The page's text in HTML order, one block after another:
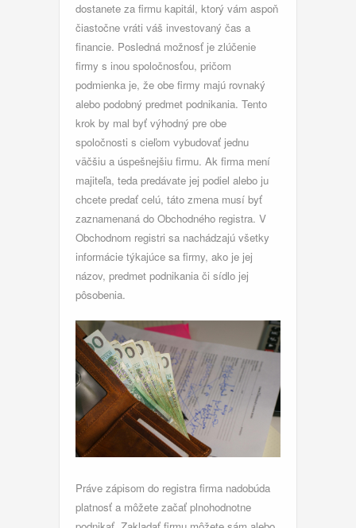
dostanete za firmu kapitál, ktorý vám aspoň
čiastočne vráti váš investovaný čas a
financie. Posledná možnosť je zlúčenie
firmy s inou spoločnosťou, pričom
podmienka je, že obe firmy majú rovnaký
alebo podobný predmet podnikania. Tento
krok by mal byť výhodný pre obe
spoločnosti s cieľom vybudovať jednu
väčšiu a úspešnejšiu firmu. Ak firma mení
majiteľa, teda predávate jej podiel alebo ju
chcete predať celú, táto zmena musí byť
zaznamenaná do Obchodného registra. V
Obchodnom registri sa nachádzajú všetky
informácie týkajúce sa firmy, ako je jej
názov, predmet podnikania či sídlo jej
pôsobenia.
Práve zápisom do registra firma nadobúda
platnosť a môžete začať plnohodnotne